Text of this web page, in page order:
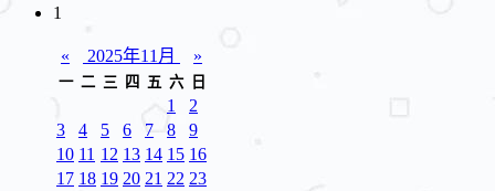
1
« 2025年11月 »
一 二 三 四 五 六 日
1
2
3
4 5 6 7 8
9
10 11 12 13 14 15 16
17 18 19 20 21 22 23